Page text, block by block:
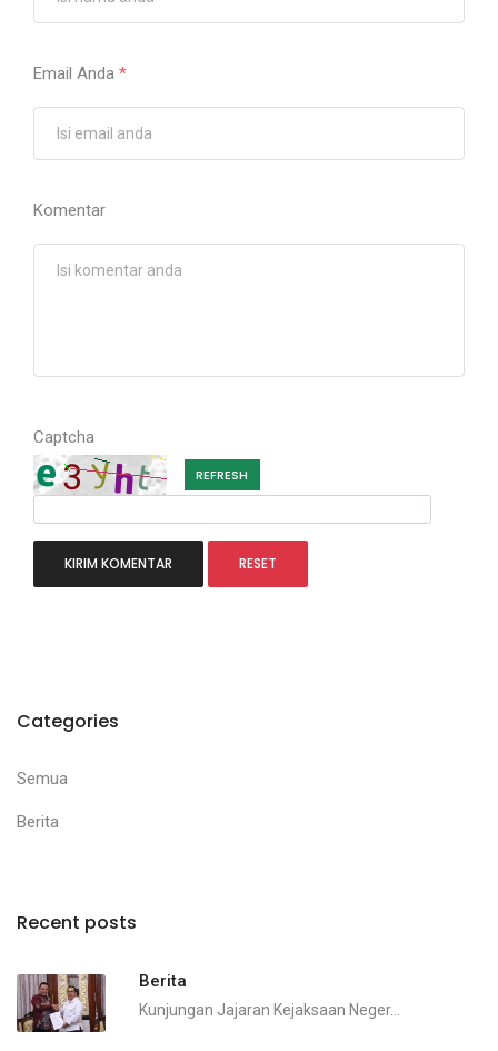
Email Anda *
Komentar
Captcha
REFRESH
Categories
Semua
Berita
Recent posts
Berita
Kunjungan Jajaran Kejaksaan Neger...